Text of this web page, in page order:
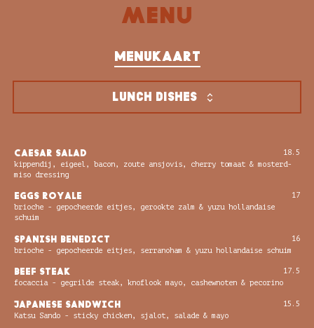
MENU
menukaart
lunch dishes
CAESAR SALAD
18.5
kippendij, eigeel, bacon, zoute ansjovis, cherry tomaat & mosterd-
miso dressing
EGGS ROYALE
17
brioche - gepocheerde eitjes, gerookte zalm & yuzu hollandaise
schuim
SPANISH BENEDICT
16
brioche - gepocheerde eitjes, serranoham & yuzu hollandaise schuim
BEEF STEAK
17.5
focaccia - gegrilde steak, knoflook mayo, cashewnoten & pecorino
JAPANESE SANDWICH
15.5
Katsu Sando - sticky chicken, sjalot, salade & mayo